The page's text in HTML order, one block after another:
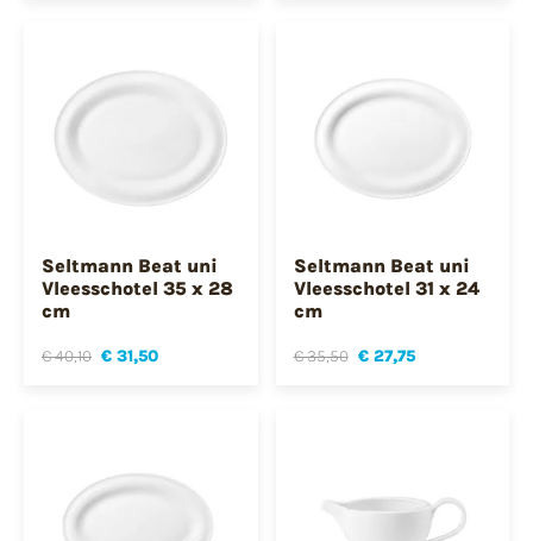
Seltmann Beat uni
Vleesschotel 35 x 28
cm
€ 40,10 € 31,50
Seltmann Beat uni
Vleesschotel 31 x 24
cm
€ 35,50 € 27,75